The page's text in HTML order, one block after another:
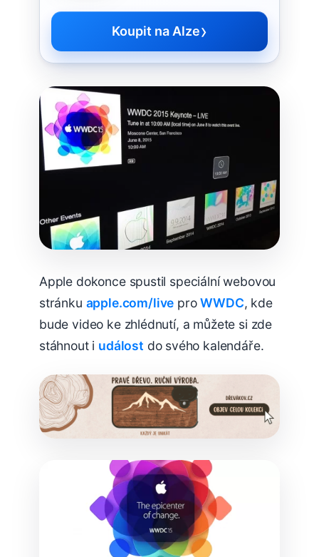
Koupit na Alze›
Apple dokonce spustil speciální webovou
stránku apple.com/live proWWDC, kde
bude video ke zhlédnutí, a můžete si zde
stáhnout i událost do svého kalendáře.